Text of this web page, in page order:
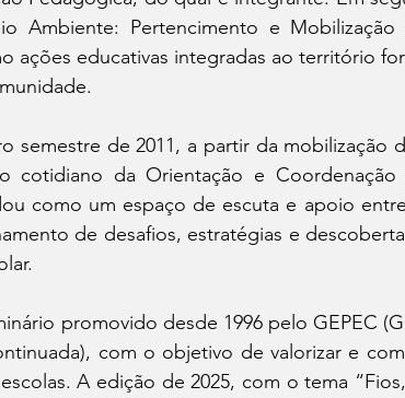
Ambiente: Pertencimento e Mobilização
ações educativas integradas ao território
semestre de 2011, a partir da mobilização
cotidiano da Orientação e Coordenação
como um espaço de escuta e apoio
de desafios, estratégias e
promovido desde 1996 pelo GEPEC
com o objetivo de valorizar e
A edição de 2025, com o tema